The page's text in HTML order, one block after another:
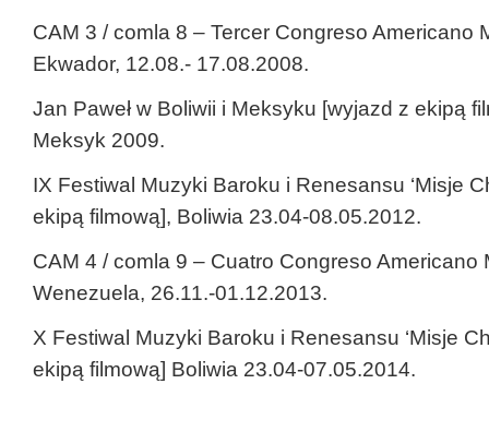
CAM 3 / comla 8 – Tercer Congreso Americano
Ekwador, 12.08.- 17.08.2008.
Jan Paweł w Boliwii i Meksyku [wyjazd z ekipą
Meksyk 2009.
IX Festiwal Muzyki Baroku i Renesansu ‘Misje
ekipą filmową], Boliwia 23.04-08.05.2012.
CAM 4 / comla 9 – Cuatro Congreso Americano
Wenezuela, 26.11.-01.12.2013.
X Festiwal Muzyki Baroku i Renesansu ‘Misje
ekipą filmową] Boliwia 23.04-07.05.2014.